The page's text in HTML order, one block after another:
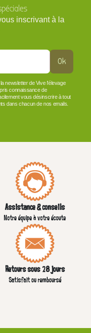
inscrivant à la
Ok
newsletter de Vive l'élevage
connaissance de
vous désinscrire à tout
dans chacun de nos emails.
Assistance & conseils
Notre équipe à votre écoute
Retours sous 28 jours
Satisfait ou remboursé